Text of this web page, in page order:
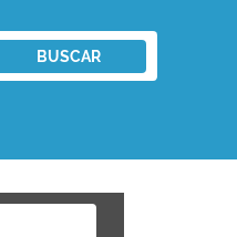
BUSCAR